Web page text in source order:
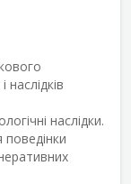
наслідків
наслідки.